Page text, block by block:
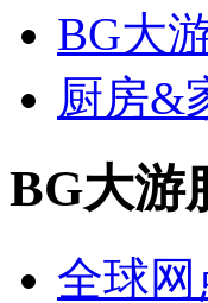
BG大
厨房&
BG大游
全球网